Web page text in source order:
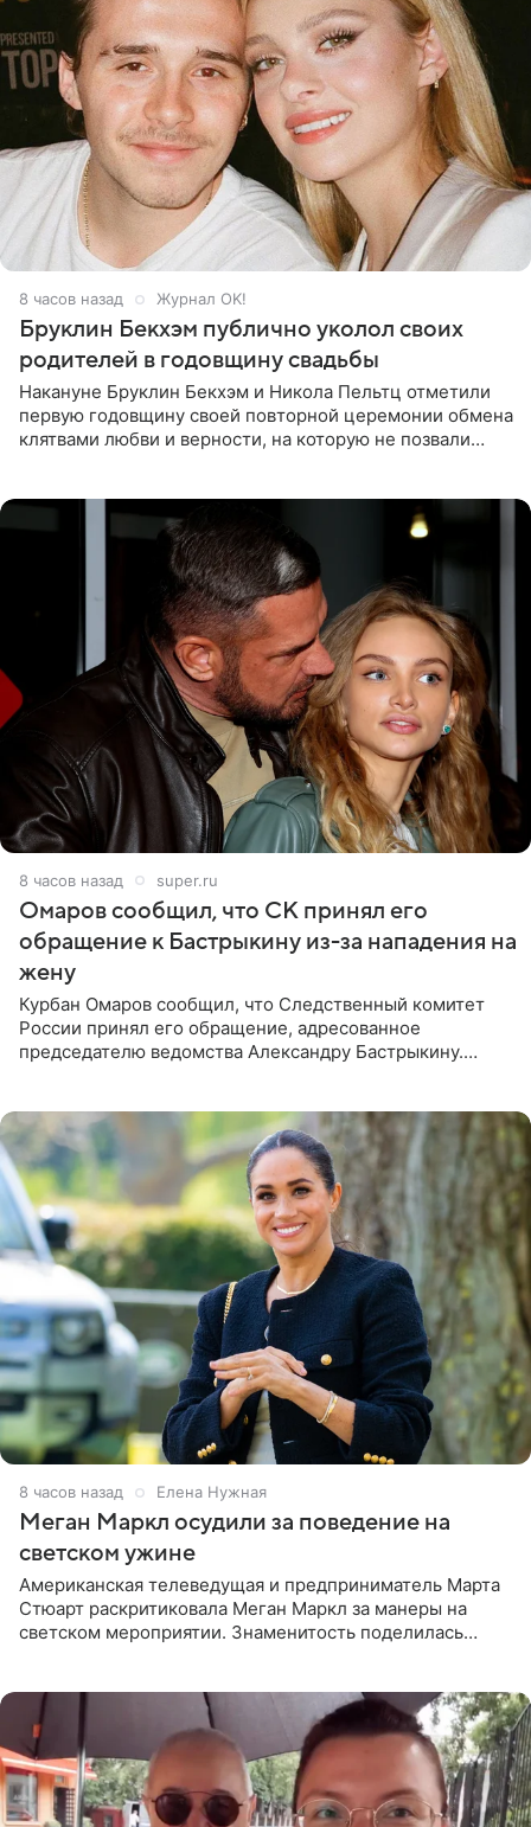
8 часов назад Журнал OK!
Бруклин Бекхэм публично уколол своих
родителей в годовщину свадьбы
Накануне Бруклин Бекхэм и Никола Пельтц отметили
первую годовщину своей повторной церемонии обмена
клятвами любви и верности, на которую не позвали
8 часов назад super.ru
Омаров сообщил, что СК принял его
обращение к Бастрыкину из-за нападения на
жену
Курбан Омаров сообщил, что Следственный комитет
России принял его обращение, адресованное
председателю ведомства Александру Бастрыкину.
8 часов назад Елена Нужная
Меган Маркл осудили за поведение на
светском ужине
Американская телеведущая и предприниматель Марта
Стюарт раскритиковала Меган Маркл за манеры на
светском мероприятии. Знаменитость поделилась